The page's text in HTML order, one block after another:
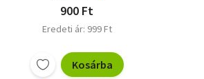
900 Ft
Eredeti ár: 999 Ft
Kosárba